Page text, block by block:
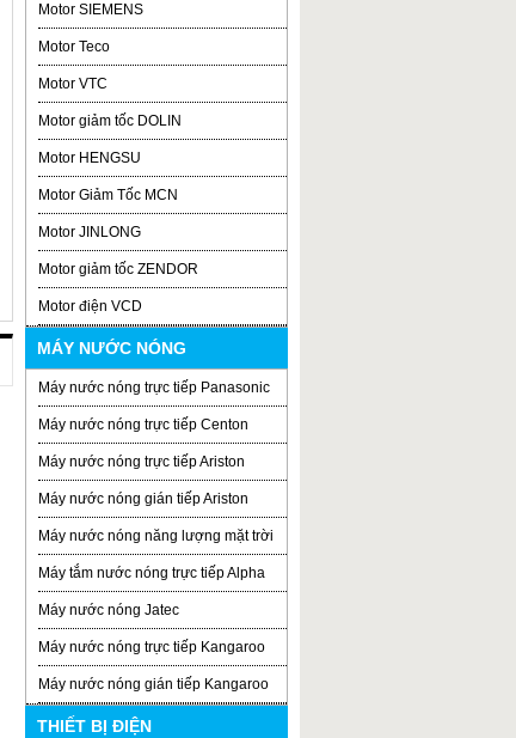
Motor SIEMENS
Motor Teco
Motor VTC
Motor giảm tốc DOLIN
Motor HENGSU
Motor Giảm Tốc MCN
Motor JINLONG
Motor giảm tốc ZENDOR
Motor điện VCD
MÁY NƯỚC NÓNG
Máy nước nóng trực tiếp Panasonic
Máy nước nóng trực tiếp Centon
Máy nước nóng trực tiếp Ariston
Máy nước nóng gián tiếp Ariston
Máy nước nóng năng lượng mặt trời
Máy tắm nước nóng trực tiếp Alpha
Máy nước nóng Jatec
Máy nước nóng trực tiếp Kangaroo
Máy nước nóng gián tiếp Kangaroo
THIẾT BỊ ĐIỆN